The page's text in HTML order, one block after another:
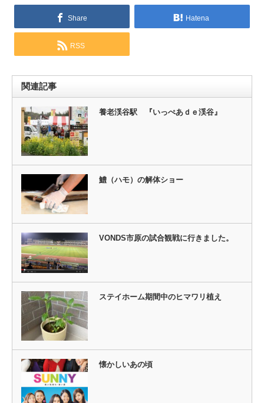
Share Hatena
RSS
関連記事
養老渓谷駅 『いっぺあｄｅ渓谷』
鱧（ハモ）の解体ショー
VONDS市原の試合観戦に行きました。
ステイホーム期間中のヒマワリ植え
懐かしいあの頃